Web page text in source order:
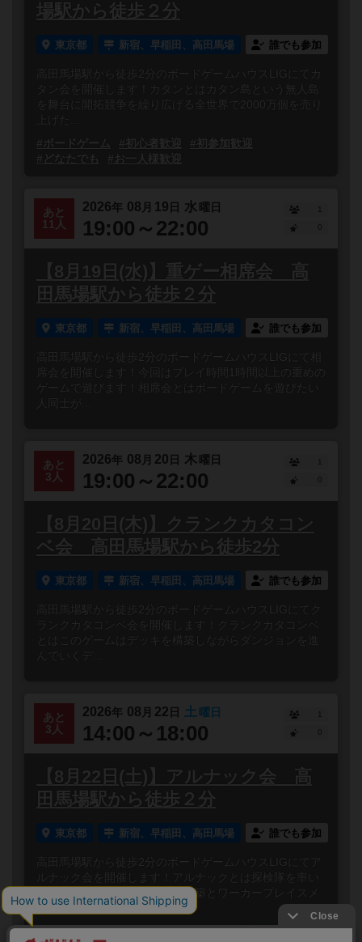
場駅から徒歩２分
東京都 新宿、早稲田、高田馬場 誰でも参加
高田馬場駅から徒歩2分のボードゲームハウスLIGにてカ
タン会を開催します！カタンとはカタン島という無人島
を舞台に開拓競争を繰り広げる全世界で2000万個を売り
#ボードゲーム
#初心者歓迎
#初参加歓迎
#どなたでも
#お一人様歓迎
あと
11人
2026年 08 月 19 日 水 曜日
19:00～22:00
1
【8月19日(水)】重ゲー相席会 高
田馬場駅から徒歩２分
東京都 新宿、早稲田、高田馬場 誰でも参加
高田馬場駅から徒歩2分のボードゲームハウスLIGにて相
席会を開催します！今回はプレイ時間1時間以上の重めの
ゲームで遊びます！相席会とはボードゲームを遊びたい
人同士が...
あと
3人
2026年 08 月 20 日 木曜日
19:00～22:00
1
【8月20日(木)】クランクカタコン
ベ会 高田馬場駅から徒歩2分
東京都 新宿、早稲田、高田馬場 誰でも参加
高田馬場駅から徒歩2分のボードゲームハウスLIGにてク
ランクカタコンベ会を開催します！クランクカタコンベ
とはこのゲームはデッキを構築しながらダンジョンを進
あと
3人
2026年 08 月 22 日 土 曜日
14:00～18:00
1
【8月22日(土)】アルナック会 高
田馬場駅から徒歩２分
東京都 新宿、早稲田、高田馬場 誰でも参加
高田馬場駅から徒歩2分のボードゲームハウスLIGにてア
ルナック会を開催します！アルナックとは探検隊を率い
て未踏の島を探検するデッキ構築とワーカープレイスメ
ントをかけ...
閉じる